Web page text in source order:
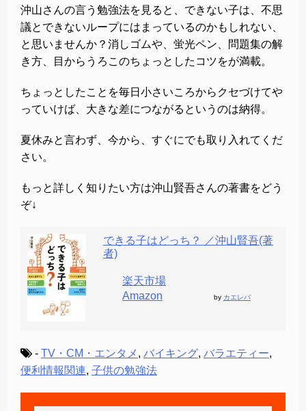
沖山さんの言う勉強法を見ると、できない子は、不思
議とできないループにはまっているのかもしれない、
と思いませんか？消しゴムや、蛍光ペン、問題集の解
き方、目からうろこのちょっとしたコツをが満載。
ちょっとしたことを毎日小さいころからクセづけてや
っていけば、大きな差につながるというのは納得。
夏休みと言わず、今から、すぐにでも取り入れてくだ
さい。
もっと詳しく知りたい方は沖山賢吾さんの著書をどう
ぞ↓
できる子はどっち？ ／沖山賢吾(著
者)
楽天市場
Amazon
by カエレバ
- TV・CM・エンタメ , バイキング, バラエティー,
便利情報関連, 子供の勉強法